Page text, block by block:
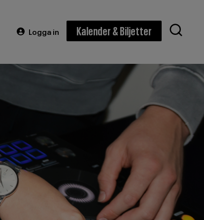
Logga in Kalender & Biljetter